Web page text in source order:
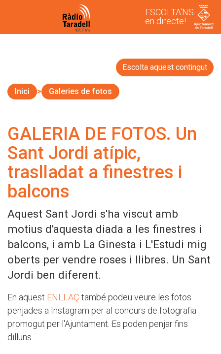
ESCOLTA'NS
en directe!
Escolta aquest contingut
Inici Galeries de fotos
GALERIA DE FOTOS. Un
Sant Jordi atípic,
traslladat a finestres i
balcons
Aquest Sant Jordi s'ha viscut amb
motius d'aquesta diada a les finestres i
balcons, i amb La Ginesta i L'Estudi mig
oberts per vendre roses i llibres. Un Sant
Jordi ben diferent.
En aquest ENLLAÇ també podeu veure les fotos
penjades a Instagram per al concurs de fotografia
promogut per l'Ajuntament. Es poden penjar fins
dilluns.